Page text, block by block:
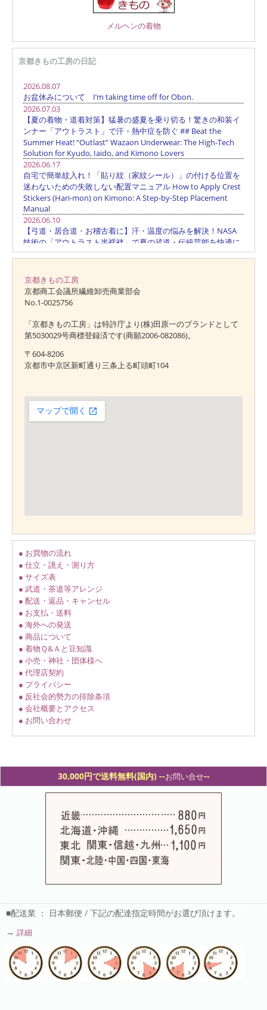
メルヘンの着物
京都きもの工房の日記
京都きもの工房
京都商工会議所繊維卸売商業部会
No.1-0025756
「京都きもの工房」は特許庁より(株)田原一のブランドとして
第5030029号商標登録済です(商願2006-082086)。
〒604-8206
京都市中京区新町通り三条上る町頭町104
● お買物の流れ
● 仕立・誂え・測り方
● サイズ表
● 武道・茶道等アレンジ
● 配送・返品・キャンセル
● お支払・送料
● 海外への発送
● 商品について
● 着物Ｑ&Ａと豆知識
● 小売・神社・団体様へ
● 代理店契約
● プライバシー
● 反社会的勢力の排除条項
● 会社概要とアクセス
● お問い合わせ
30,000円で送料無料(国内) --お問い合せ--
■配送業 ： 日本郵便 / 下記の配達指定時間がお選び頂けます。
→ 詳細